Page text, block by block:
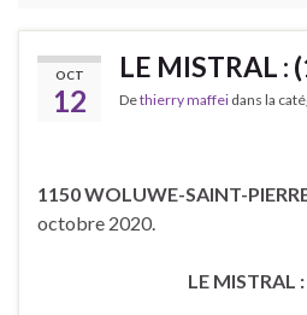
OCT
12
LE MISTRAL :
Dethierry maffei dans la
1150 WOLUWE-SAINT-
octobre 2020.
LE MISTRAL